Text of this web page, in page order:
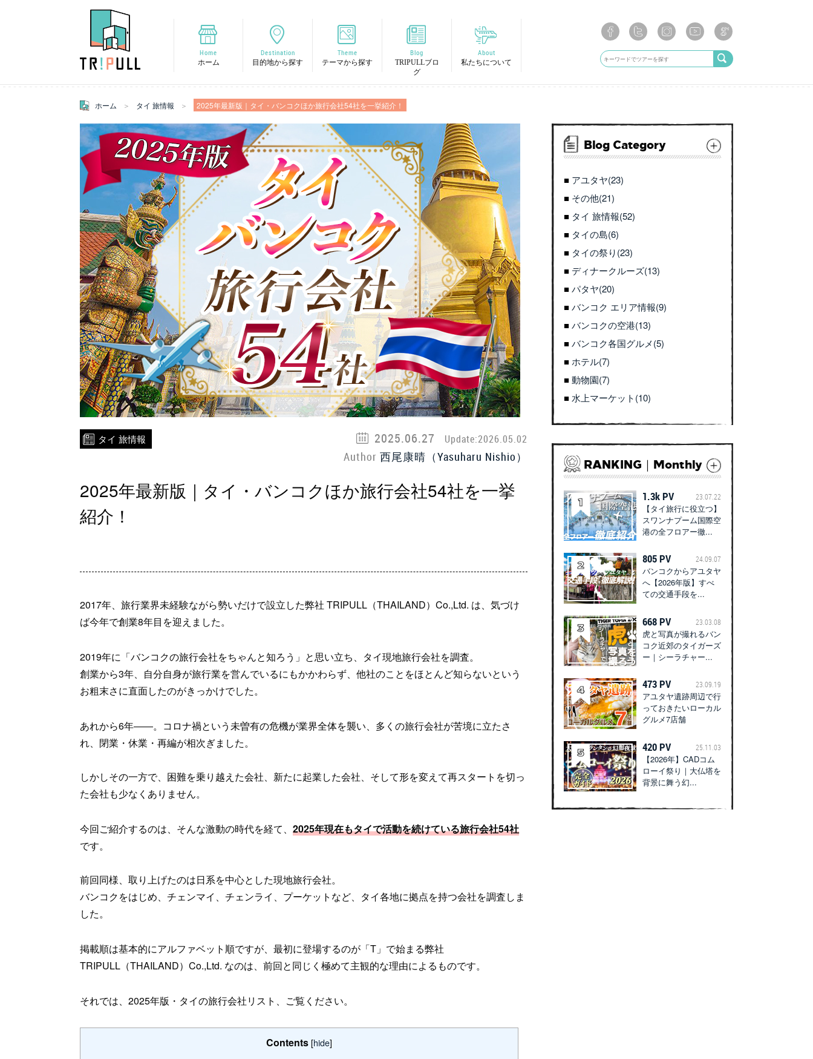
Home
ホーム
Destination
目的地から探す
Theme
テーマから探す
Blog
TRIPULLブロ
グ
About
私たちについて
ホーム タイ 旅情報 2025年最新版｜タイ・バンコクほか旅行会社54社を一挙紹介！
タイ 旅情報 2025.06.27 Update:2026.05.02
Author 西尾康晴（Yasuharu Nishio）
2025年最新版｜タイ・バンコクほか旅行会社54社を一挙
紹介！
2017年、旅行業界未経験ながら勢いだけで設立した弊社 TRIPULL（THAILAND）Co.,Ltd. は、気づけ
ば今年で創業8年目を迎えました。
2019年に「バンコクの旅行会社をちゃんと知ろう」と思い立ち、タイ現地旅行会社を調査。
創業から3年、自分自身が旅行業を営んでいるにもかかわらず、他社のことをほとんど知らないという
お粗末さに直面したのがきっかけでした。
あれから6年――。コロナ禍という未曽有の危機が業界全体を襲い、多くの旅行会社が苦境に立たさ
れ、閉業・休業・再編が相次ぎました。
しかしその一方で、困難を乗り越えた会社、新たに起業した会社、そして形を変えて再スタートを切っ
た会社も少なくありません。
今回ご紹介するのは、そんな激動の時代を経て、 2025年現在もタイで活動を続けている旅行会社54社
です。
前回同様、取り上げたのは日系を中心とした現地旅行会社。
バンコクをはじめ、チェンマイ、チェンライ、プーケットなど、タイ各地に拠点を持つ会社を調査しま
した。
掲載順は基本的にアルファベット順ですが、最初に登場するのが「T」で始まる弊社
TRIPULL（THAILAND）Co.,Ltd. なのは、前回と同じく極めて主観的な理由によるものです。
それでは、2025年版・タイの旅行会社リスト、ご覧ください。
Contents [hide]
Blog Category
アユタヤ(23)
その他(21)
タイ 旅情報(52)
タイの島(6)
タイの祭り(23)
ディナークルーズ(13)
パタヤ(20)
バンコク エリア情報(9)
バンコクの空港(13)
バンコク各国グルメ(5)
ホテル(7)
動物園(7)
水上マーケット(10)
RANKING｜Monthly
1.3k PV 23.07.22
【タイ旅行に役立つ】
スワンナプーム国際空
港の全フロアー徹...
805 PV 24.09.07
バンコクからアユタヤ
へ【2026年版】すべ
ての交通手段を...
668 PV 23.03.08
虎と写真が撮れるバン
コク近郊のタイガーズ
ー｜シーラチャー...
473 PV 23.09.19
アユタヤ遺跡周辺で行
っておきたいローカル
グルメ7店舗
420 PV 25.11.03
【2026年】CADコム
ローイ祭り｜大仏塔を
背景に舞う幻...